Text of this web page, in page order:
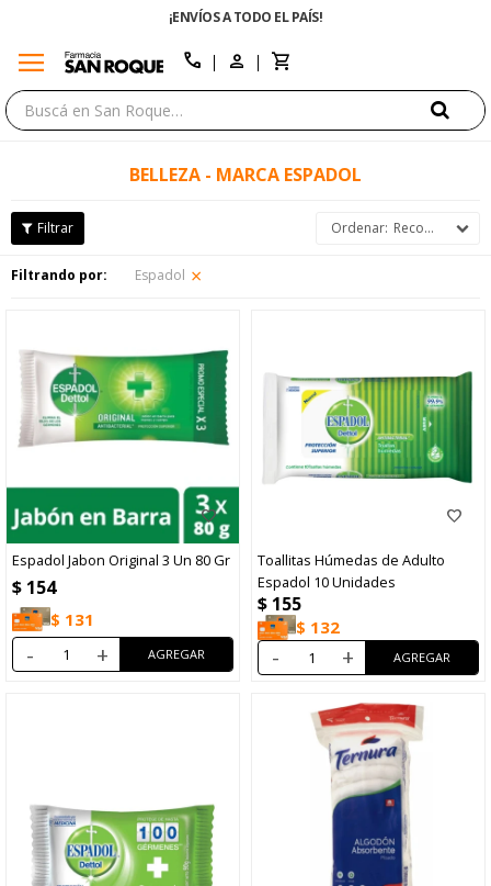
menu call
BELLEZA - MARCA ESPADOL
Recomendados
Filtrando por: Espadol
Espadol Jabon Original 3 Un 80 Gr
$ 154
$ 131
- +
Toallitas Húmedas de Adulto
Espadol 10 Unidades
$ 155
$ 132
- +
close